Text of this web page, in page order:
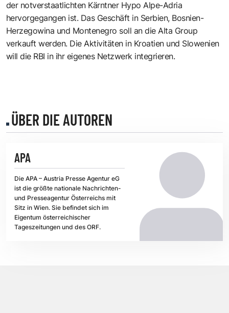
der notverstaatlichten Kärntner Hypo Alpe-Adria
hervorgegangen ist. Das Geschäft in Serbien, Bosnien-
Herzegowina und Montenegro soll an die Alta Group
verkauft werden. Die Aktivitäten in Kroatien und Slowenien
will die RBI in ihr eigenes Netzwerk integrieren.
ÜBER DIE AUTOREN
APA
Die APA – Austria Presse Agentur eG
ist die größte nationale Nachrichten-
und Presseagentur Österreichs mit
Sitz in Wien. Sie befindet sich im
Eigentum österreichischer
Tageszeitungen und des ORF.